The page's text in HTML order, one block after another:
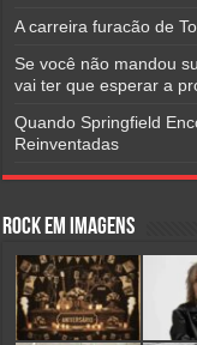
A carreira furacão de
Se você não mandou
vai ter que esperar a
Quando Springfield
Reinventadas
Rock em Imagens